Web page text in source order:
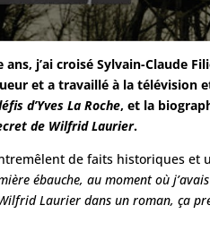
j’ai croisé Sylvain-Claude
et a travaillé à la télévision
d’Yves La Roche, et la
de Wilfrid Laurier.
de faits historiques
ébauche, au moment où
Laurier dans un roman, ça